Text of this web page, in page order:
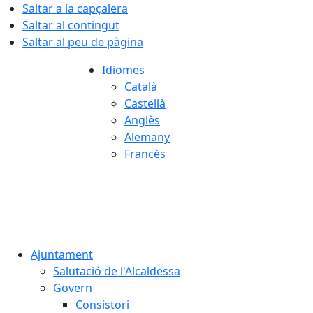
Saltar a la capçalera
Saltar al contingut
Saltar al peu de pàgina
Idiomes
Català
Castellà
Anglès
Alemany
Francès
Ajuntament
Salutació de l'Alcaldessa
Govern
Consistori